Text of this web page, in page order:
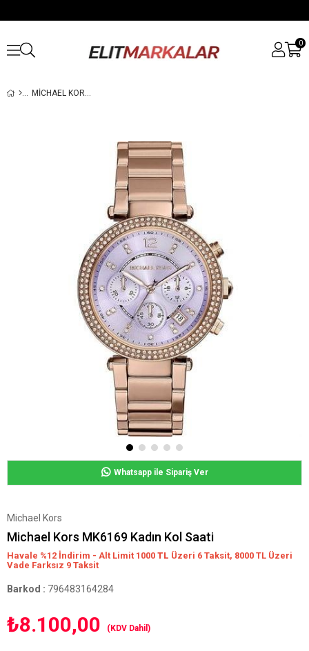
0
MICHAEL KORS MK6169 KADIN KOL SAATI
Whatsapp ile Sipariş Ver
Michael Kors
Michael Kors MK6169 Kadın Kol Saati
Havale %12 İndirim - Alt Limit 1000 TL Üzeri 6 Taksit, 8000 TL Üzeri
Vade Farksız 9 Taksit
Barkod : 796483164284
₺8.100,00 (KDV Dahil)